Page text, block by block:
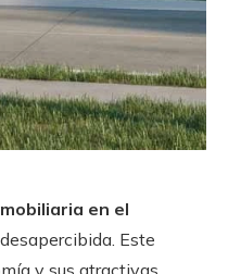
en el
Este
y sus atractivas